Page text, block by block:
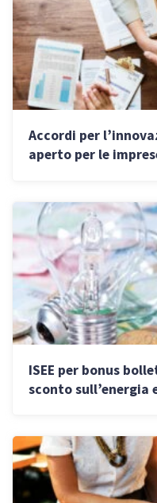
Accordi per
aperto per le
ISEE per bonus
sconto